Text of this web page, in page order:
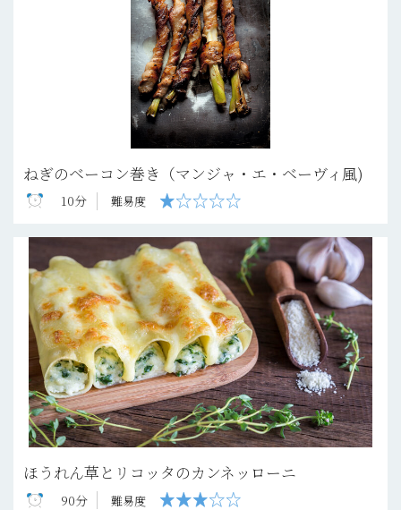
ねぎのベーコン巻き（マンジャ・エ・ベーヴィ風)
10分 難易度
ほうれん草とリコッタのカンネッローニ
90分 難易度